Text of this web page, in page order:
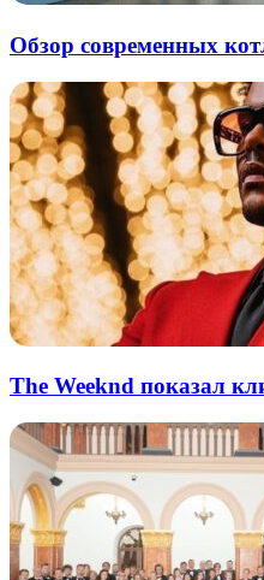
Обзор современных
The Weeknd показал